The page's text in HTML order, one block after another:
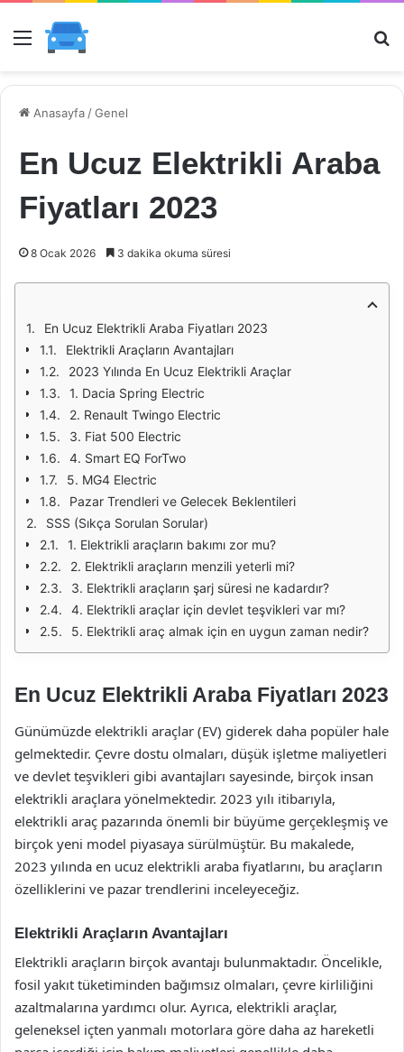
Menü
Anasayfa /Genel
En Ucuz Elektrikli Araba
Fiyatları 2023
8 Ocak 2026 3 dakika okuma süresi
En Ucuz Elektrikli Araba Fiyatları 2023
Elektrikli Araçların Avantajları
2023 Yılında En Ucuz Elektrikli Araçlar
1. Dacia Spring Electric
2. Renault Twingo Electric
3. Fiat 500 Electric
4. Smart EQ ForTwo
5. MG4 Electric
Pazar Trendleri ve Gelecek Beklentileri
SSS (Sıkça Sorulan Sorular)
1. Elektrikli araçların bakımı zor mu?
2. Elektrikli araçların menzili yeterli mi?
3. Elektrikli araçların şarj süresi ne kadardır?
4. Elektrikli araçlar için devlet teşvikleri var mı?
5. Elektrikli araç almak için en uygun zaman nedir?
En Ucuz Elektrikli Araba Fiyatları 2023
Günümüzde elektrikli araçlar (EV) giderek daha popüler hale
gelmektedir. Çevre dostu olmaları, düşük işletme maliyetleri
ve devlet teşvikleri gibi avantajları sayesinde, birçok insan
elektrikli araçlara yönelmektedir. 2023 yılı itibarıyla,
elektrikli araç pazarında önemli bir büyüme gerçekleşmiş ve
birçok yeni model piyasaya sürülmüştür. Bu makalede,
2023 yılında en ucuz elektrikli araba fiyatlarını, bu araçların
özelliklerini ve pazar trendlerini inceleyeceğiz.
Elektrikli Araçların Avantajları
Elektrikli araçların birçok avantajı bulunmaktadır. Öncelikle,
fosil yakıt tüketiminden bağımsız olmaları, çevre kirliliğini
azaltmalarına yardımcı olur. Ayrıca, elektrikli araçlar,
geleneksel içten yanmalı motorlara göre daha az hareketli